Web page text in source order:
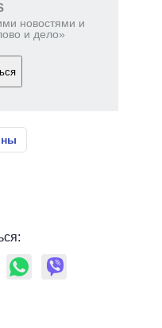
новостями и
и дело»